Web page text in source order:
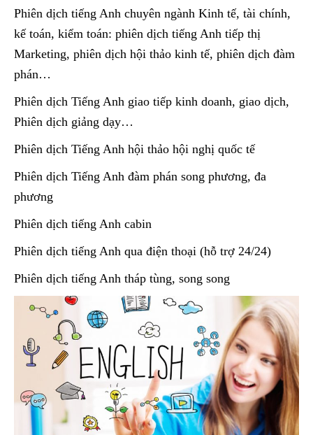
Phiên dịch tiếng Anh chuyên ngành Kinh tế, tài chính,
kế toán, kiểm toán: phiên dịch tiếng Anh tiếp thị
Marketing, phiên dịch hội thảo kinh tế, phiên dịch đàm
phán…
Phiên dịch Tiếng Anh giao tiếp kinh doanh, giao dịch,
Phiên dịch giảng dạy…
Phiên dịch Tiếng Anh hội thảo hội nghị quốc tế
Phiên dịch Tiếng Anh đàm phán song phương, đa
phương
Phiên dịch tiếng Anh cabin
Phiên dịch tiếng Anh qua điện thoại (hỗ trợ 24/24)
Phiên dịch tiếng Anh tháp tùng, song song